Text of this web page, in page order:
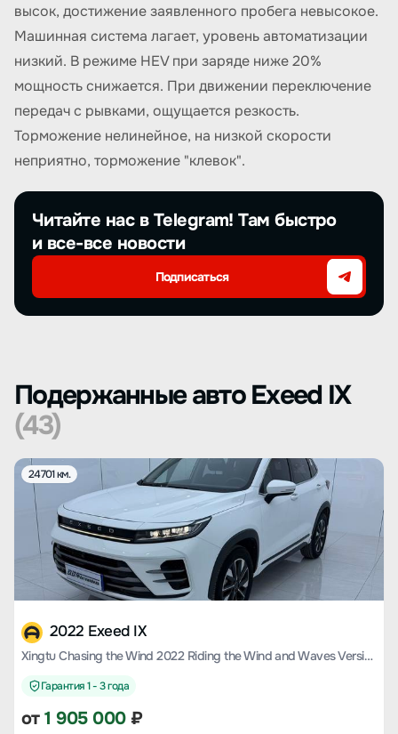
высок, достижение заявленного пробега невысокое.
Машинная система лагает, уровень автоматизации
низкий. В режиме HEV при заряде ниже 20%
мощность снижается. При движении переключение
передач с рывками, ощущается резкость.
Торможение нелинейное, на низкой скорости
неприятно, торможение "клевок".
Читайте нас в Telegram! Там быстро
и все-все новости
Подписаться
Подержанные авто Exeed IX
(43)
24701 км.
2022 Exeed IX
Xingtu Chasing the Wind 2022 Riding the Wind and Waves Version 1.5T CVT Yufeng Popular Version
Гарантия 1 - 3 года
от1 905 000₽